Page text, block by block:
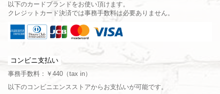
以下のカードブランドをお使い頂けます。
クレジットカード決済では事務手数料は必要ありません。
コンビニ支払い
事務手数料：￥440（tax in）
以下のコンビニエンスストアからお支払いが可能です。